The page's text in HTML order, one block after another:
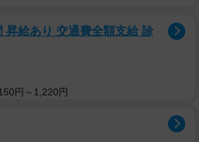
昇給あり 交通費全額支給 診
円～1,220円